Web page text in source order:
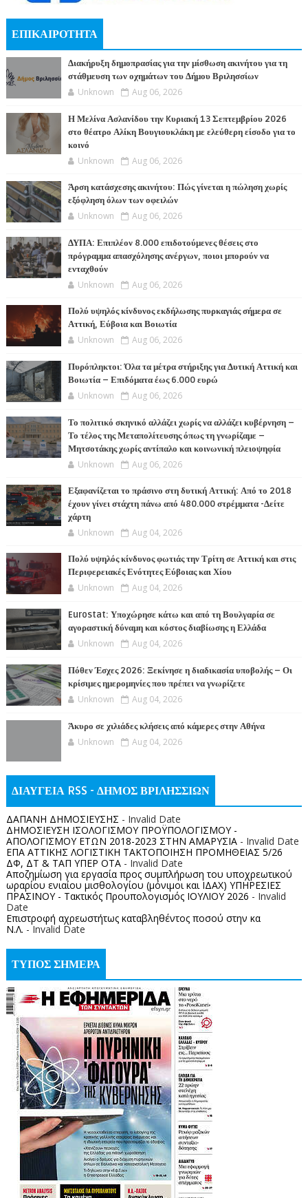
ΕΠΙΚΑΙΡΟΤΗΤΑ
Διακήρυξη δημοπρασίας για την μίσθωση ακινήτου για τη
στάθμευση των οχημάτων του Δήμου Βριλησσίων
Unknown Aug 06, 2026
Η Μελίνα Ασλανίδου την Kυριακή 13 Σεπτεμβρίου 2026
στο θέατρο Αλίκη Βουγιουκλάκη με ελεύθερη είσοδο για το
κοινό
Unknown Aug 06, 2026
Άρση κατάσχεσης ακινήτου: Πώς γίνεται η πώληση χωρίς
εξόφληση όλων των οφειλών
Unknown Aug 06, 2026
ΔΥΠΑ: Επιπλέον 8.000 επιδοτούμενες θέσεις στο
πρόγραμμα απασχόλησης ανέργων, ποιοι μπορούν να
ενταχθούν
Unknown Aug 06, 2026
Πολύ υψηλός κίνδυνος εκδήλωσης πυρκαγιάς σήμερα σε
Αττική, Εύβοια και Βοιωτία
Unknown Aug 06, 2026
Πυρόπληκτοι: Όλα τα μέτρα στήριξης για Δυτική Αττική και
Βοιωτία – Επιδόματα έως 6.000 ευρώ
Unknown Aug 06, 2026
Το πολιτικό σκηνικό αλλάζει χωρίς να αλλάζει κυβέρνηση –
Το τέλος της Μεταπολίτευσης όπως τη γνωρίζαμε –
Μητσοτάκης χωρίς αντίπαλο και κοινωνική πλειοψηφία
Unknown Aug 06, 2026
Εξαφανίζεται το πράσινο στη δυτική Αττική: Από το 2018
έχουν γίνει στάχτη πάνω από 480.000 στρέμματα -Δείτε
χάρτη
Unknown Aug 04, 2026
Πολύ υψηλός κίνδυνος φωτιάς την Τρίτη σε Αττική και στις
Περιφερειακές Ενότητες Εύβοιας και Χίου
Unknown Aug 04, 2026
Eurostat: Υποχώρησε κάτω και από τη Βουλγαρία σε
αγοραστική δύναμη και κόστος διαβίωσης η Ελλάδα
Unknown Aug 04, 2026
Πόθεν Έσχες 2026: Ξεκίνησε η διαδικασία υποβολής – Οι
κρίσιμες ημερομηνίες που πρέπει να γνωρίζετε
Unknown Aug 04, 2026
Άκυρο σε χιλιάδες κλήσεις από κάμερες στην Αθήνα
Unknown Aug 04, 2026
ΔΙΑΥΓΕΙΑ RSS - ΔΗΜΟΣ ΒΡΙΛΗΣΣΙΩΝ
ΔΑΠΑΝΗ ΔΗΜΟΣΙΕΥΣΗΣ - Invalid Date
ΔΗΜΟΣΙΕΥΣΗ ΙΣΟΛΟΓΙΣΜΟΥ ΠΡΟΫΠΟΛΟΓΙΣΜΟΥ -
ΑΠΟΛΟΓΙΣΜΟΥ ΕΤΩΝ 2018-2023 ΣΤΗΝ ΑΜΑΡΥΣΙΑ- Invalid Date
ΕΠΑ ΑΤΤΙΚΗΣ ΛΟΓΙΣΤΙΚΗ ΤΑΚΤΟΠΟΙΗΣΗ ΠΡΟΜΗΘΕΙΑΣ 5/26
ΔΦ, ΔΤ & ΤΑΠ ΥΠΕΡ ΟΤΑ- Invalid Date
Αποζημίωση για εργασία προς συμπλήρωση του υποχρεωτικού
ωραρίου ενιαίου μισθολογίου (μόνιμοι και ΙΔΑΧ) ΥΠΗΡΕΣΙΕΣ
ΠΡΑΣΙΝΟΥ - Τακτικός Προυπολογισμός ΙΟΥΛΙΟΥ 2026 - Invalid
Date
Επιστροφή αχρεωστήτως καταβληθέντος ποσoύ στην κα
Ν.Λ. - Invalid Date
ΤΥΠΟΣ ΣΗΜΕΡΑ